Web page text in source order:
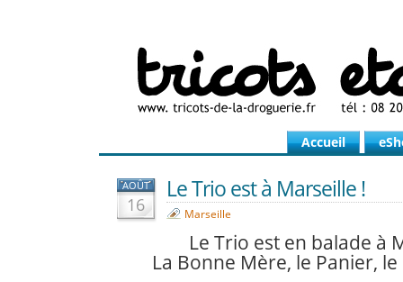
Accueil
AOÛT
16
Le Trio est à Marseille !
Marseille
Le Trio est en balade à
La Bonne Mère, le Panier,